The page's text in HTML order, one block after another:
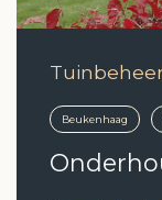
Beukenhaag